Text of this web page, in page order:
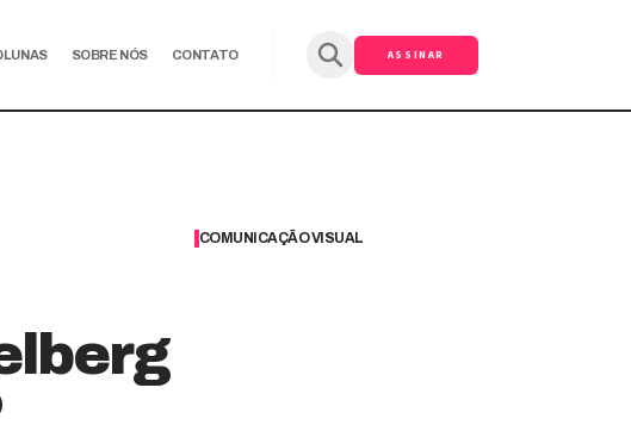
SOBRE NÓS CONTATO ASSINAR
COMUNICAÇÃO VISUAL